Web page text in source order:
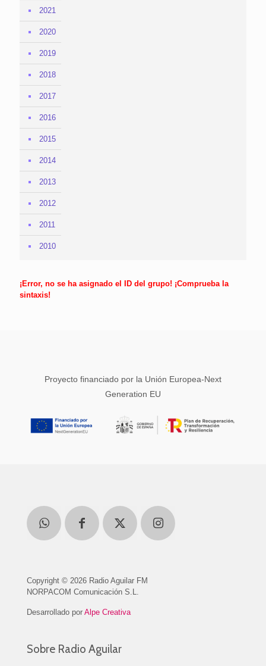
2021
2020
2019
2018
2017
2016
2015
2014
2013
2012
2011
2010
¡Error, no se ha asignado el ID del grupo! ¡Comprueba la
sintaxis!
Proyecto financiado por la Unión Europea-Next
Generation EU
Copyright © 2026 Radio Aguilar FM
NORPACOM Comunicación S.L.
Desarrollado por Alpe Creativa
Sobre Radio Aguilar